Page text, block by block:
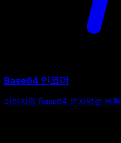
Base64 인코더
이미지를 Base64 문자열로 변환